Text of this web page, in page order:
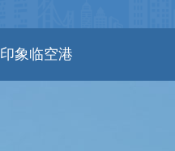
印象临空港